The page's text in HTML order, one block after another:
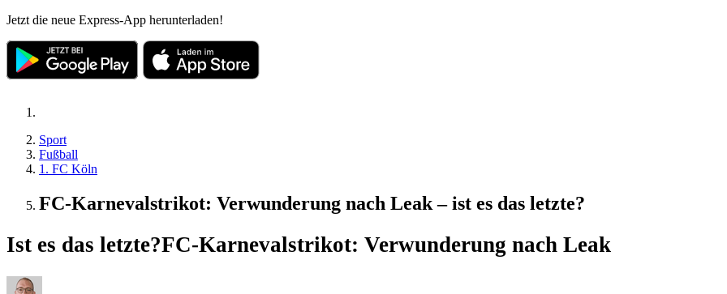
Jetzt die neue Express-App herunterladen!
Sport
Fußball
1. FC Köln
FC-Karnevalstrikot: Verwunderung nach Leak – ist es das letzte?
Ist es das letzte?FC-Karnevalstrikot: Verwunderung nach Leak